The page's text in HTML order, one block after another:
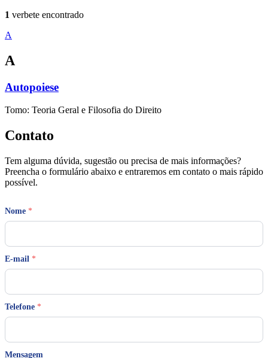
1 verbete encontrado
A
A
Autopoiese
Tomo: Teoria Geral e Filosofia do Direito
Contato
Tem alguma dúvida, sugestão ou precisa de mais informações?
Preencha o formulário abaixo e entraremos em contato o mais rápido
possível.
Nome *
E
i
l
E
E-mail *
Telefone *
Mensagem